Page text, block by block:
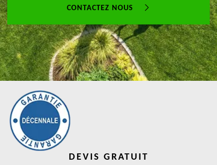
CONTACTEZ NOUS
DEVIS GRATUIT